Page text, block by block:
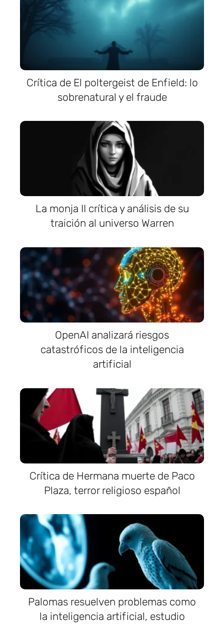
Crítica de El poltergeist de Enfield: lo
sobrenatural y el fraude
La monja II crítica y análisis de su
traición al universo Warren
OpenAI analizará riesgos
catastróficos de la inteligencia
artificial
Crítica de Hermana muerte de Paco
Plaza, terror religioso español
Palomas resuelven problemas como
la inteligencia artificial, estudio